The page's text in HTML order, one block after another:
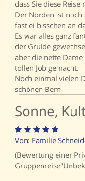
dass Sie diese
Der Norden ist
fast ei bisschen an
Es war alles ganz
der Gruide
aber die nette
tollen Job gemacht.
Noch einmal vielen
schönen Bern
Sonne,
Von: Familie
(Bewertung einer